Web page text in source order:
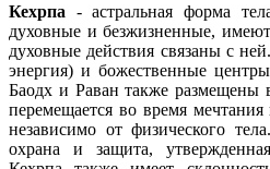
Кехрпа - астральная форма
духовные и безжизненные,
духовные действия связаны с
энергия) и божественные
Баодх и Раван также размещены
перемещается во время
независимо от физического
охрана и защита,